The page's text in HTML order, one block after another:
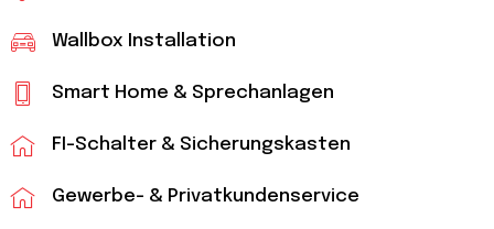
Wallbox Installation
Smart Home & Sprechanlagen
FI-Schalter & Sicherungskasten
Gewerbe- & Privatkundenservice